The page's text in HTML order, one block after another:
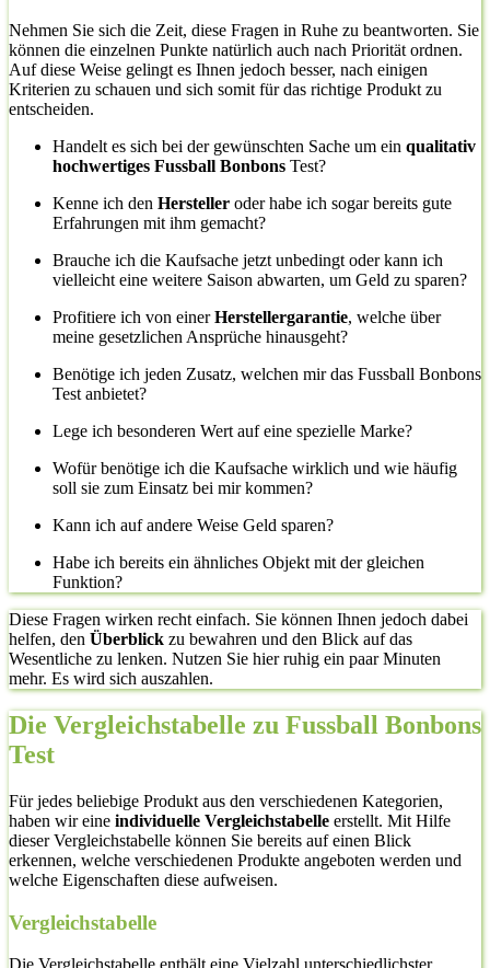
Nehmen Sie sich die Zeit, diese Fragen in Ruhe zu beantworten. Sie
können die einzelnen Punkte natürlich auch nach Priorität ordnen.
Auf diese Weise gelingt es Ihnen jedoch besser, nach einigen
Kriterien zu schauen und sich somit für das richtige Produkt zu
entscheiden.
Handelt es sich bei der gewünschten Sache um ein qualitativ
hochwertiges Fussball Bonbons Test?
Kenne ich den Hersteller oder habe ich sogar bereits gute
Erfahrungen mit ihm gemacht?
Brauche ich die Kaufsache jetzt unbedingt oder kann ich
vielleicht eine weitere Saison abwarten, um Geld zu sparen?
Profitiere ich von einerHerstellergarantie, welche über
meine gesetzlichen Ansprüche hinausgeht?
Benötige ich jeden Zusatz, welchen mir das Fussball Bonbons
Test anbietet?
Lege ich besonderen Wert auf eine spezielle Marke?
Wofür benötige ich die Kaufsache wirklich und wie häufig
soll sie zum Einsatz bei mir kommen?
Kann ich auf andere Weise Geld sparen?
Habe ich bereits ein ähnliches Objekt mit der gleichen
Funktion?
Diese Fragen wirken recht einfach. Sie können Ihnen jedoch dabei
helfen, den Überblick zu bewahren und den Blick auf das
Wesentliche zu lenken. Nutzen Sie hier ruhig ein paar Minuten
mehr. Es wird sich auszahlen.
Die Vergleichstabelle zu Fussball Bonbons
Test
Für jedes beliebige Produkt aus den verschiedenen Kategorien,
haben wir eine individuelle Vergleichstabelle erstellt. Mit Hilfe
dieser Vergleichstabelle können Sie bereits auf einen Blick
erkennen, welche verschiedenen Produkte angeboten werden und
welche Eigenschaften diese aufweisen.
Vergleichstabelle